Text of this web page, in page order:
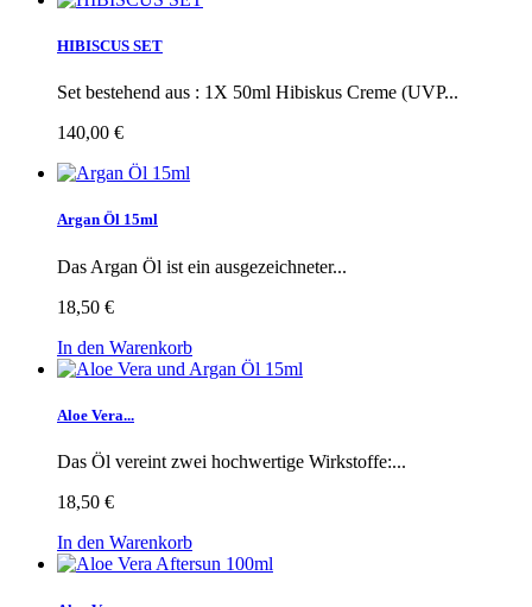
HIBISCUS SET
Set bestehend aus : 1X 50ml Hibiskus Creme (UVP...
140,00 €
Argan Öl 15ml
Das Argan Öl ist ein ausgezeichneter...
18,50 €
In den Warenkorb
Aloe Vera...
Das Öl vereint zwei hochwertige Wirkstoffe:...
18,50 €
In den Warenkorb